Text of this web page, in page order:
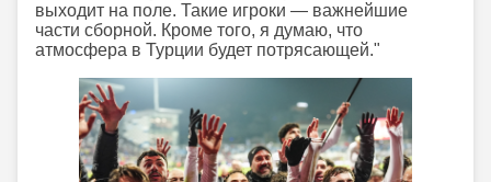
выходит на поле. Такие игроки — важнейшие
части сборной. Кроме того, я думаю, что
атмосфера в Турции будет потрясающей."